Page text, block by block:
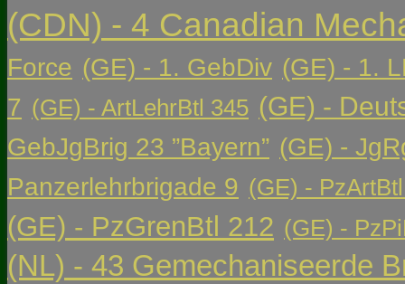
(CDN) - 4 Canadian
Force (GE) - 1. GebDiv (GE) - 1.
7 (GE) - ArtLehrBtl 345 (GE) -
GebJgBrig 23 ”Bayern” (GE) -
Panzerlehrbrigade 9 (GE) -
(GE) - PzGrenBtl 212 (GE) -
(NL) - 43 Gemechaniseerde